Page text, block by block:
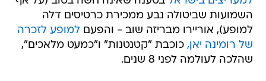
השמועות שביטולה נבע ממכירת כרטיסים דלה
למופע), אוריירו מבריזה שוב - והפעםלמופע לזכרה
של רומינה יאן, כוכבת "קטנטנות" ו"כמעט מלאכים",
שהלכה לעולמה לפני 8 שנים.